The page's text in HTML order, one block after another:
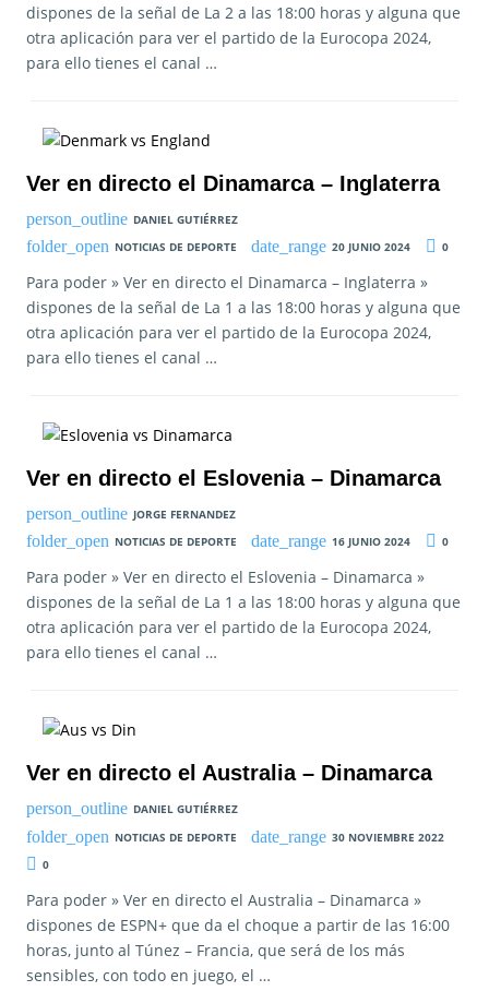
dispones de la señal de La 2 a las 18:00 horas y alguna que
otra aplicación para ver el partido de la Eurocopa 2024,
para ello tienes el canal …
Ver en directo el Dinamarca – Inglaterra
DANIEL GUTIÉRREZ
NOTICIAS DE DEPORTE
20 JUNIO 2024 0
Para poder » Ver en directo el Dinamarca – Inglaterra »
dispones de la señal de La 1 a las 18:00 horas y alguna que
otra aplicación para ver el partido de la Eurocopa 2024,
para ello tienes el canal …
Ver en directo el Eslovenia – Dinamarca
JORGE FERNANDEZ
NOTICIAS DE DEPORTE
16 JUNIO 2024 0
Para poder » Ver en directo el Eslovenia – Dinamarca »
dispones de la señal de La 1 a las 18:00 horas y alguna que
otra aplicación para ver el partido de la Eurocopa 2024,
para ello tienes el canal …
Ver en directo el Australia – Dinamarca
DANIEL GUTIÉRREZ
NOTICIAS DE DEPORTE
30 NOVIEMBRE 2022
0
Para poder » Ver en directo el Australia – Dinamarca »
dispones de ESPN+ que da el choque a partir de las 16:00
horas, junto al Túnez – Francia, que será de los más
sensibles, con todo en juego, el …